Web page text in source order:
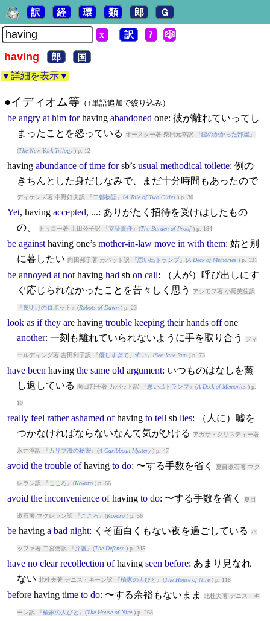
訳 経 環 類 郎 Ｇ
x 訳 ? 🎲
having 郎
国
▼詳細を表示▼
●イディオム等（ ↑単語追加で絞り込み）
be angry at him for having abandoned one: 彼が離れていってし
まったことを怒っている
オースター著 柴田元幸訳 『鍵のかかった部屋 』
(The New York Trilogy) p. 12
having abundance of time forsb’s usual methodical toilette: 例の
きちんとした身だしなみで、まだ十分時間もあったので
ディケンズ著 中野好夫訳 『二都物語』(A Tale of Two Cities) p. 30
Yet, having accepted, ...: ありがたく招待を受けはしたもの
の、
トゥロー著 上田公子訳 『立証責任』(The Burden of Proof) p. 184
be against havingone’s mother-in-law move in with them: 姑と別
に暮したい 向田邦子著 カバット訳 『思い出トランプ』(A Deck of Memories) p. 131
be annoyed at not having had sb on call: （人が）呼び出しにす
ぐ応じられなかったことを苦々しく思う
アシモフ著 小尾芙佐訳
『夜明けのロボット 』(Robots of Dawn) p. 23
look as if they are having trouble keeping their hands offone
another: 一刻も離れていられないように手を取り合う フィ
ールディング著 吉田利子訳 『優しすぎて、怖い』(See Jane Run) p. 73
have been having the same old argument: いつものはなしを蒸
し返している 向田邦子著 カバット訳 『思い出トランプ』(A Deck of Memories) p.
10
really feel rather ashamed of having to tell sb lies: （人に）嘘を
つかなければならないなんて気がひける
アガサ・クリスティー著
永井淳訳 『カリブ海の秘密』(A Caribbean Mystery) p. 47
avoid the trouble of having to do: 〜する手数を省く 夏目漱石著 マク
レラン訳 『 こころ 』(Kokoro) p. 66
avoid the inconvenience of having to do: 〜する手数を省く 夏目
漱石著 マクレラン訳 『 こころ 』(Kokoro) p. 56
be having a bad night: くそ面白くもない夜を過ごしている バ
ッファ著 二宮磬訳 『弁護』(The Defense) p. 245
have no clear recollection of having seen before: あまり見なれ
ない 北杜夫著 デニス・キーン訳 『楡家の人びと 』(The House of Nire) p. 118
before having time to do: 〜する余裕もないまま 北杜夫著 デニス・キ
ーン訳 『楡家の人びと 』(The House of Nire) p. 268